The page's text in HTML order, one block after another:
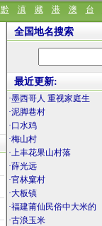
黔 滇 藏 港 澳 台
全国地名搜索
最近更新:
·墨西哥人 重视家庭生
·泥脚巷村
·口水鸡
·梅山村
·上丰花果山村落
·薛光远
·官林窠村
·大板镇
·福建莆仙民俗中大米的
·古浪玉米